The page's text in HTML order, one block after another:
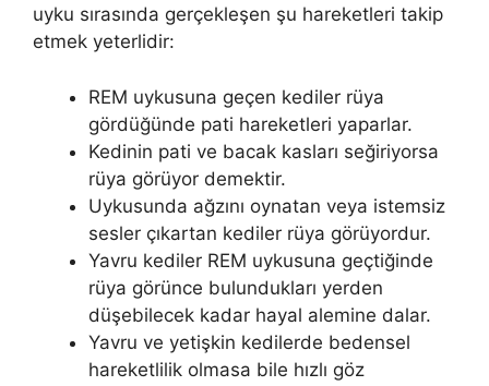
uyku sırasında gerçekleşen şu hareketleri takip
etmek yeterlidir:
REM uykusuna geçen kediler rüya
gördüğünde pati hareketleri yaparlar.
Kedinin pati ve bacak kasları seğiriyorsa
rüya görüyor demektir.
Uykusunda ağzını oynatan veya istemsiz
sesler çıkartan kediler rüya görüyordur.
Yavru kediler REM uykusuna geçtiğinde
rüya görünce bulundukları yerden
düşebilecek kadar hayal alemine dalar.
Yavru ve yetişkin kedilerde bedensel
hareketlilik olmasa bile hızlı göz